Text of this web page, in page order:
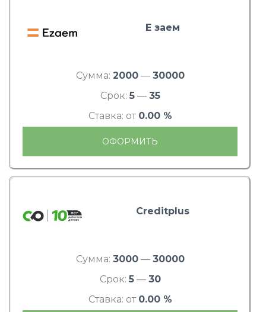
Е заем
Сумма: 2000— 30000
Срок: 5— 35
Ставка: от 0.00 %
ОФОРМИТЬ
Creditplus
Сумма: 3000— 30000
Срок: 5— 30
Ставка: от 0.00 %